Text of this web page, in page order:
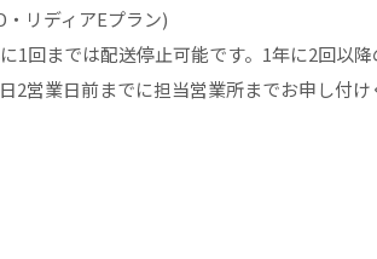
リディアEプラン)
回までは配送停止可能です。1年に2回以
2営業日前までに担当営業所までお申し付け